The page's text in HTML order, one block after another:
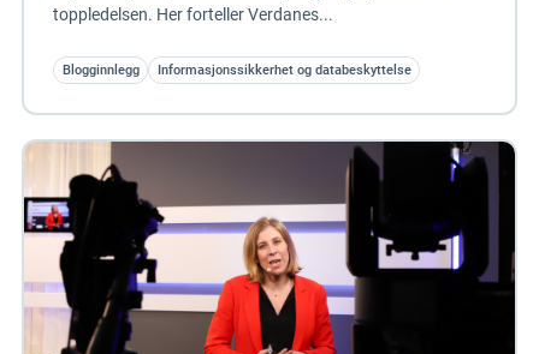
toppledelsen. Her forteller Verdanes...
Blogginnlegg Informasjonssikkerhet og databeskyttelse